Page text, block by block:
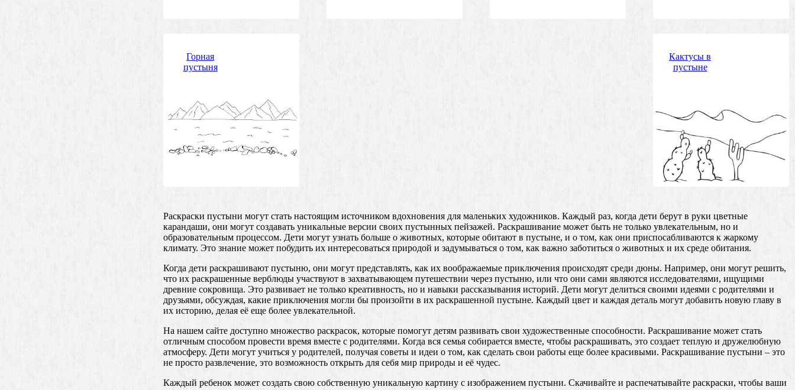
Горная
пустыня
Кактусы в
пустыне
Раскраски пустыни могут стать настоящим источником вдохновения для маленьких художников. Каждый раз, когда дети берут в руки цветные
карандаши, они могут создавать уникальные версии своих пустынных пейзажей. Раскрашивание может быть не только увлекательным, но и
образовательным процессом. Дети могут узнать больше о животных, которые обитают в пустыне, и о том, как они приспосабливаются к жаркому
климату. Это знание может побудить их интересоваться природой и задумываться о том, как важно заботиться о животных и их среде обитания.
Когда дети раскрашивают пустыню, они могут представлять, как их воображаемые приключения происходят среди дюны. Например, они могут решить,
что их раскрашенные верблюды участвуют в захватывающем путешествии через пустыню, или что они сами являются исследователями, ищущими
древние сокровища. Это развивает не только креативность, но и навыки рассказывания историй. Дети могут делиться своими идеями с родителями и
друзьями, обсуждая, какие приключения могли бы произойти в их раскрашенной пустыне. Каждый цвет и каждая деталь могут добавить новую главу в
их историю, делая её еще более увлекательной.
На нашем сайте доступно множество раскрасок, которые помогут детям развивать свои художественные способности. Раскрашивание может стать
отличным способом провести время вместе с родителями. Когда вся семья собирается вместе, чтобы раскрашивать, это создает теплую и дружелюбную
атмосферу. Дети могут учиться у родителей, получая советы и идеи о том, как сделать свои работы еще более красивыми. Раскрашивание пустыни – это
не просто развлечение, это возможность открыть для себя мир природы и её чудес.
Каждый ребенок может создать свою собственную уникальную картину с изображением пустыни. Скачивайте и распечатывайте раскраски, чтобы ваши